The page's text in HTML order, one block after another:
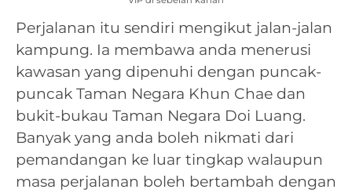
Perjalanan itu sendiri mengikut jalan-jalan
kampung. Ia membawa anda menerusi
kawasan yang dipenuhi dengan puncak-
puncak Taman Negara Khun Chae dan
bukit-bukau Taman Negara Doi Luang.
Banyak yang anda boleh nikmati dari
pemandangan ke luar tingkap walaupun
masa perjalanan boleh bertambah dengan